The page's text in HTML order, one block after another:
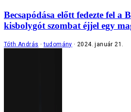
Becsapódása előtt fedezte fel a
kisbolygót szombat éjjel egy
Tóth András tudomány 2024. január 21.